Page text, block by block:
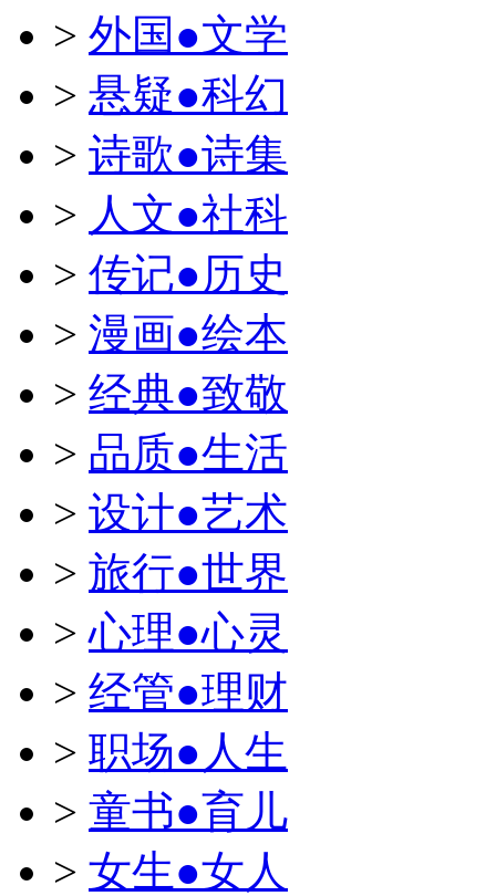
> 外国●文学
> 悬疑●科幻
> 诗歌●诗集
> 人文●社科
> 传记●历史
> 漫画●绘本
> 经典●致敬
> 品质●生活
> 设计●艺术
> 旅行●世界
>心理●心灵
> 经管●理财
> 职场●人生
> 童书●育儿
> 女生●女人